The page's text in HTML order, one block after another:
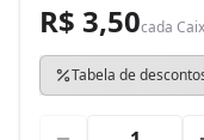
R$ 3,50cada
Tabela de